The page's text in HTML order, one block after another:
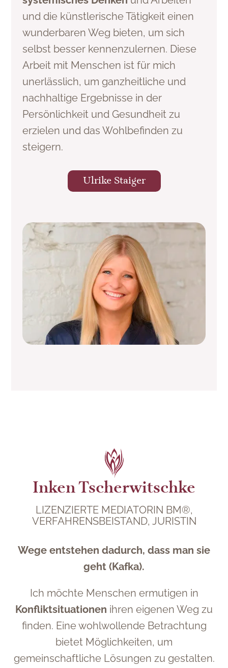
und die künstlerische Tätigkeit einen
wunderbaren Weg bieten, um sich
selbst besser kennenzulernen. Diese
Arbeit mit Menschen ist für mich
unerlässlich, um ganzheitliche und
nachhaltige Ergebnisse in der
Persönlichkeit und Gesundheit zu
erzielen und das Wohlbefinden zu
steigern.
Ulrike Staiger
Inken Tscherwitschke
LIZENZIERTE MEDIATORIN BM®,
VERFAHRENSBEISTAND, JURISTIN
Wege entstehen dadurch, dass man sie
geht (Kafka).
Ich möchte Menschen ermutigen in
Konfliktsituationen ihren eigenen Weg zu
finden. Eine wohlwollende Betrachtung
bietet Möglichkeiten, um
gemeinschaftliche Lösungen zu gestalten.